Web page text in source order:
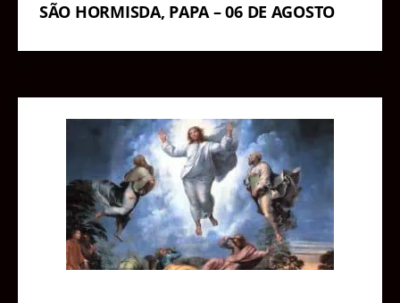
SÃO HORMISDA, PAPA – 06 DE AGOSTO